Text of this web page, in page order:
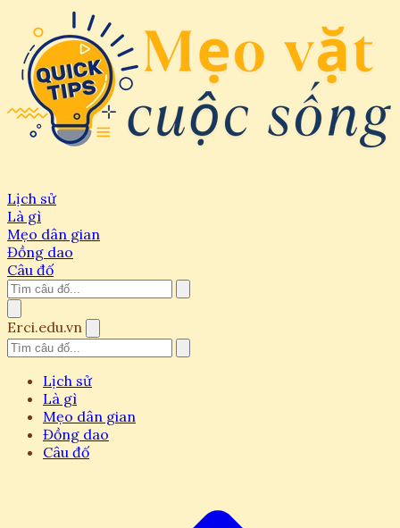
Lịch sử
Là gì
Mẹo dân gian
Đồng dao
Câu đố
Erci.edu.vn
Lịch sử
Là gì
Mẹo dân gian
Đồng dao
Câu đố